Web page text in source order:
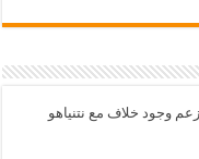
وجود خلاف مع نتنياهو